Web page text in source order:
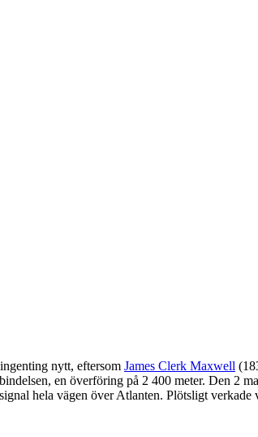
nytt, eftersom James Clerk Maxwell
en överföring på 2 400 meter. Den 2
hela vägen över Atlanten. Plötsligt